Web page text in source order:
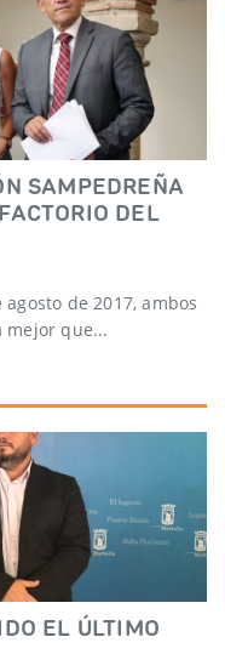
SAMPEDREÑA
DEL
de 2017, ambos
mejor que...
EL ÚLTIMO